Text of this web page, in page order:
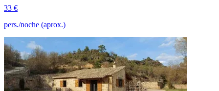
33 €
pers./noche (aprox.)